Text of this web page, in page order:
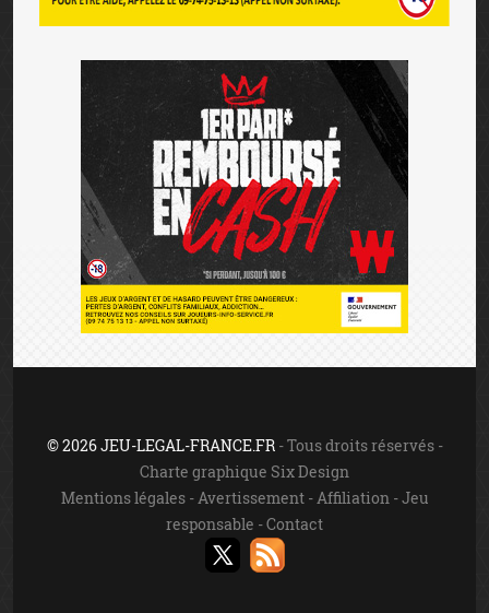
© 2026 JEU-LEGAL-FRANCE.FR- Tous droits réservés -
Charte graphique Six Design
Mentions légales- Avertissement- Affiliation -Jeu
responsable -Contact